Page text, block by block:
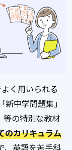
く用いられる
新中学問題集」
等の特別な教材
のカリキュラム
、英語を苦手科